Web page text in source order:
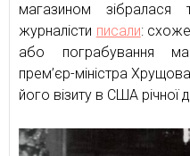
магазином
журналісти писали:
або пограбування
прем’єр-міністра
його візиту в США річної